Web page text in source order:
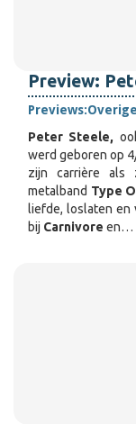
Preview:
Previews:Overige
Peter Steele,
werd geboren op
zijn carrière als
metalband Type
liefde, loslaten en
bij Carnivore en…